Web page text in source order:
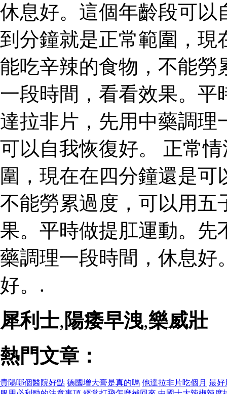
休息好。這個年齡段可以
到分鐘就是正常範圍，現
能吃辛辣的食物，不能勞
一段時間，看看效果。平
達拉非片，先用中藥調理
可以自我恢復好。 正常
圍，現在在四分鐘還是
不能勞累過度，可以用五
果。平時做提肛運動。先
藥調理一段時間，休息好
好。.
犀利士, 陽痿早洩,樂威壯
熱門文章：
貴陽哪個醫院好點 德國增大膏是真的嗎 他達拉非片吃個月 最好